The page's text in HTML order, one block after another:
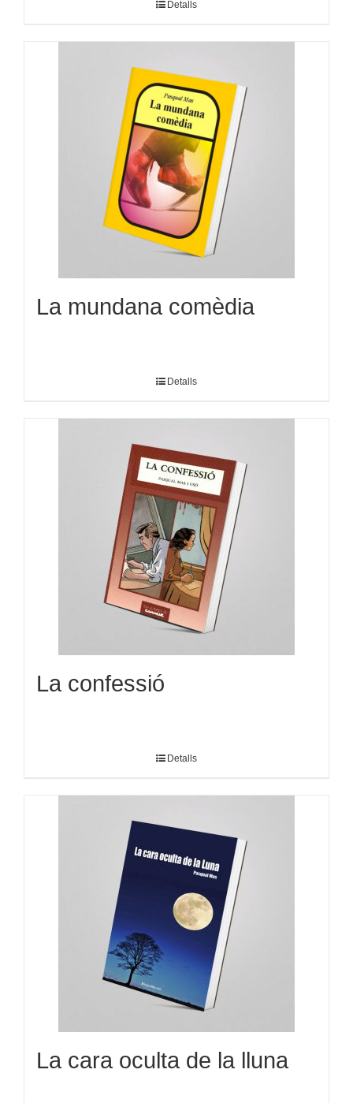
Detalls
La mundana comèdia
Detalls
La confessió
Detalls
La cara oculta de la lluna